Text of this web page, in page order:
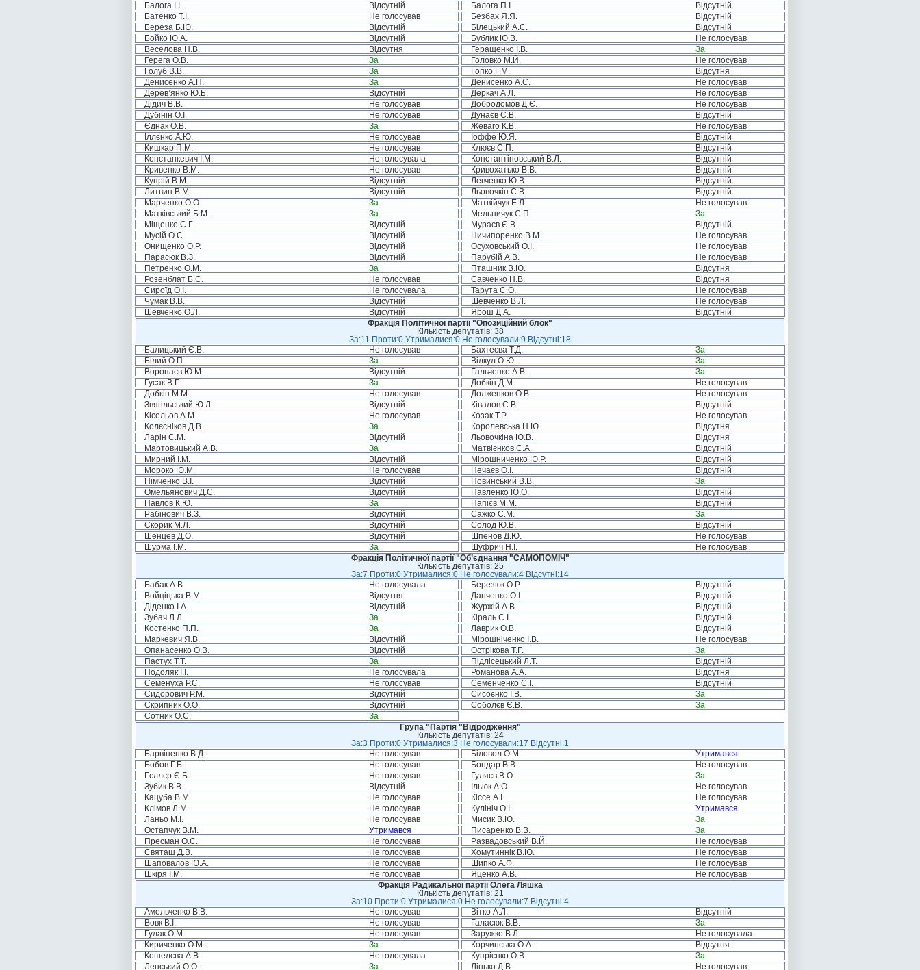
Балога І.І.
Відсутній Балога П.І.
Відсутній
Батенко Т.І.
Не голосував Безбах Я.Я.
Відсутній
Береза Б.Ю.
Відсутній Білецький А.Є.
Відсутній
Бойко Ю.А.
Відсутній Бублик Ю.В.
Не голосував
Веселова Н.В.
Відсутня Геращенко І.В.
За
Герега О.В.
За Головко М.Й.
Не голосував
Голуб В.В.
За Гопко Г.М.
Відсутня
Денисенко А.П.
За Денисенко А.С.
Не голосував
Дерев’янко Ю.Б.
Відсутній Деркач А.Л.
Не голосував
Дідич В.В.
Не голосував Добродомов Д.Є.
Не голосував
Дубінін О.І.
Не голосував Дунаєв С.В.
Відсутній
Єднак О.В.
За Жеваго К.В.
Не голосував
Іллєнко А.Ю.
Не голосував Іоффе Ю.Я.
Відсутній
Кишкар П.М.
Не голосував Клюєв С.П.
Відсутній
Констанкевич І.М.
Не голосувала Константіновський В.Л.
Відсутній
Кривенко В.М.
Не голосував Кривохатько В.В.
Відсутній
Купрій В.М.
Відсутній Левченко Ю.В.
Відсутній
Литвин В.М.
Відсутній Льовочкін С.В.
Відсутній
Марченко О.О.
За Матвійчук Е.Л.
Не голосував
Матківський Б.М.
За Мельничук С.П.
За
Міщенко С.Г.
Відсутній Мураєв Є.В.
Відсутній
Мусій О.С.
Відсутній Ничипоренко В.М.
Не голосував
Онищенко О.Р.
Відсутній Осуховський О.І.
Не голосував
Парасюк В.З.
Відсутній Парубій А.В.
Не голосував
Петренко О.М.
За Пташник В.Ю.
Відсутня
Розенблат Б.С.
Не голосував Савченко Н.В.
Відсутня
Сироїд О.І.
Не голосувала Тарута С.О.
Не голосував
Чумак В.В.
Відсутній Шевченко В.Л.
Не голосував
Шевченко О.Л.
Відсутній Ярош Д.А.
Відсутній
Фракція Політичної партії "Опозиційний блок"
Кількість депутатів: 38
За:11 Проти:0 Утрималися:0 Не голосували:9 Відсутні:18
Балицький Є.В.
Не голосував Бахтеєва Т.Д.
За
Білий О.П.
За Вілкул О.Ю.
За
Воропаєв Ю.М.
Відсутній Гальченко А.В.
За
Гусак В.Г.
За Добкін Д.М.
Не голосував
Добкін М.М.
Не голосував Долженков О.В.
Не голосував
Звягільський Ю.Л.
Відсутній Ківалов С.В.
Відсутній
Кісельов А.М.
Не голосував Козак Т.Р.
Не голосував
Колєсніков Д.В.
За Королевська Н.Ю.
Відсутня
Ларін С.М.
Відсутній Льовочкіна Ю.В.
Відсутня
Мартовицький А.В.
За Матвієнков С.А.
Відсутній
Мирний І.М.
Відсутній Мірошниченко Ю.Р.
Відсутній
Мороко Ю.М.
Не голосував Нечаєв О.І.
Відсутній
Німченко В.І.
Відсутній Новинський В.В.
За
Омельянович Д.С.
Відсутній Павленко Ю.О.
Відсутній
Павлов К.Ю.
За Папієв М.М.
Відсутній
Рабінович В.З.
Відсутній Сажко С.М.
За
Скорик М.Л.
Відсутній Солод Ю.В.
Відсутній
Шенцев Д.О.
Відсутній Шпенов Д.Ю.
Не голосував
Шурма І.М.
За Шуфрич Н.І.
Не голосував
Фракція Політичної партії "Об’єднання "САМОПОМІЧ"
Кількість депутатів: 25
За:7 Проти:0 Утрималися:0 Не голосували:4 Відсутні:14
Бабак А.В.
Не голосувала Березюк О.Р.
Відсутній
Войціцька В.М.
Відсутня Данченко О.І.
Відсутній
Діденко І.А.
Відсутній Журжій А.В.
Відсутній
Зубач Л.Л.
За Кіраль С.І.
Відсутній
Костенко П.П.
За Лаврик О.В.
Відсутній
Маркевич Я.В.
Відсутній Мірошніченко І.В.
Не голосував
Опанасенко О.В.
Відсутній Острікова Т.Г.
За
Пастух Т.Т.
За Підлісецький Л.Т.
Відсутній
Подоляк І.І.
Не голосувала Романова А.А.
Відсутня
Семенуха Р.С.
Не голосував Семенченко С.І.
Відсутній
Сидорович Р.М.
Відсутній Сисоєнко І.В.
За
Скрипник О.О.
Відсутній Соболєв Є.В.
За
Сотник О.С.
За
Група "Партія "Відродження"
Кількість депутатів: 24
За:3 Проти:0 Утрималися:3 Не голосували:17 Відсутні:1
Барвіненко В.Д.
Не голосував Біловол О.М.
Утримався
Бобов Г.Б.
Не голосував Бондар В.В.
Не голосував
Гєллєр Є.Б.
Не голосував Гуляєв В.О.
За
Зубик В.В.
Відсутній Ільюк А.О.
Не голосував
Кацуба В.М.
Не голосував Кіссе А.І.
Не голосував
Клімов Л.М.
Не голосував Кулініч О.І.
Утримався
Ланьо М.І.
Не голосував Мисик В.Ю.
За
Остапчук В.М.
Утримався Писаренко В.В.
За
Пресман О.С.
Не голосував Развадовський В.Й.
Не голосував
Святаш Д.В.
Не голосував Хомутиннік В.Ю.
Не голосував
Шаповалов Ю.А.
Не голосував Шипко А.Ф.
Не голосував
Шкіря І.М.
Не голосував Яценко А.В.
Не голосував
Фракція Радикальної партії Олега Ляшка
Кількість депутатів: 21
За:10 Проти:0 Утрималися:0 Не голосували:7 Відсутні:4
Амельченко В.В.
Не голосував Вітко А.Л.
Відсутній
Вовк В.І.
Не голосував Галасюк В.В.
За
Гулак О.М.
Не голосував Заружко В.Л.
Не голосувала
Кириченко О.М.
За Корчинська О.А.
Відсутня
Кошелєва А.В.
Не голосувала Купрієнко О.В.
За
Ленський О.О.
За Лінько Д.В. Не голосував